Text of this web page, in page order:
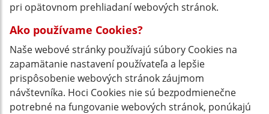
pri opätovnom prehliadaní webových stránok.
Ako používame Cookies?
Naše webové stránky používajú súbory Cookies na
zapamätanie nastavení používateľa a lepšie
prispôsobenie webových stránok záujmom
návštevníka. Hoci Cookies nie sú bezpodmienečne
potrebné na fungovanie webových stránok, ponúkajú